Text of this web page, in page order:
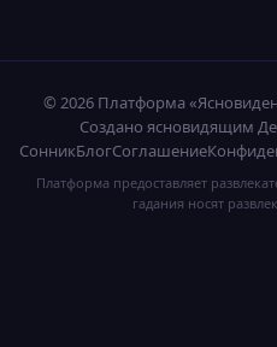
© 2026 Платформа
Создано ясновидящим
СонникБлогСоглашение
Платформа предоставляет
гадания носят